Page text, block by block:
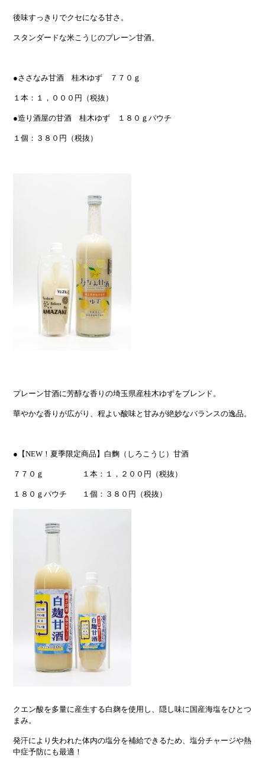
後味すっきりでクセになる甘さ。
スタンダードな米こうじのプレーン甘酒。
●ささなみ甘酒 桂木ゆず ７７０ｇ
１本：１，０００円（税抜）
●造り酒屋の甘酒 桂木ゆず １８０ｇパウチ
１個：３８０円（税抜）
プレーン甘酒に芳醇な香りの埼玉県産桂木ゆずをブレンド。
華やかな香りが広がり、程よい酸味と甘みが絶妙なバランスの逸品。
●【NEW！夏季限定商品】白麴（しろこうじ）甘酒
７７０ｇ １本：１，２００円（税抜）
１８０ｇパウチ １個：３８０円（税抜）
クエン酸を多量に産生する白麹を使用し、隠し味に国産海塩をひとつ
まみ。
発汗により失われた体内の塩分を補給できるため、塩分チャージや熱
中症予防にも最適！